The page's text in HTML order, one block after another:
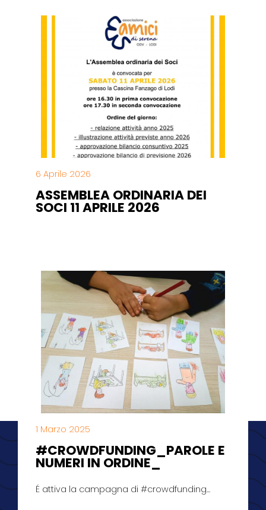
6 Aprile 2026
ASSEMBLEA ORDINARIA DEI
SOCI 11 APRILE 2026
1 Marzo 2025
#CROWDFUNDING_PAROLE E
NUMERI IN ORDINE_
É attiva la campagna di #crowdfunding...